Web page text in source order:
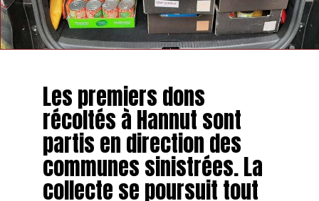
Les premiers dons
récoltés à Hannut sont
partis en direction des
communes sinistrées. La
collecte se poursuit tout